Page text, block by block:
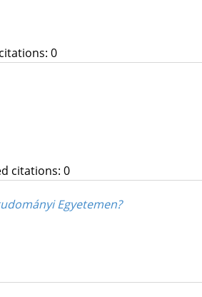
0
citations: 0
Egyetemen?